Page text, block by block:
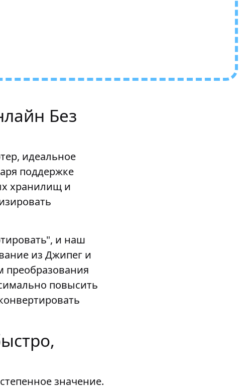
Без
идеальное
поддержке
хранилищ и
и наш
из Джипег и
преобразования
повысить
значение.